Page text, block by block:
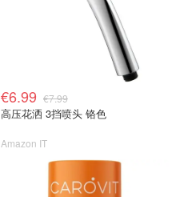
€6.99 €7.99
高压花洒 3挡喷头 铬色
Amazon IT